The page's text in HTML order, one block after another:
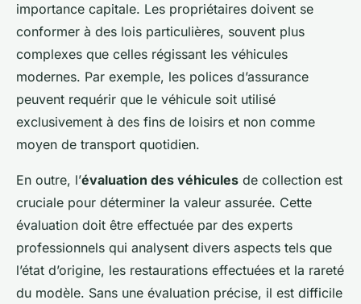
importance capitale. Les propriétaires doivent se
conformer à des lois particulières, souvent plus
complexes que celles régissant les véhicules
modernes. Par exemple, les polices d’assurance
peuvent requérir que le véhicule soit utilisé
exclusivement à des fins de loisirs et non comme
moyen de transport quotidien.
En outre, l’évaluation des véhicules de collection est
cruciale pour déterminer la valeur assurée. Cette
évaluation doit être effectuée par des experts
professionnels qui analysent divers aspects tels que
l’état d’origine, les restaurations effectuées et la rareté
du modèle. Sans une évaluation précise, il est difficile